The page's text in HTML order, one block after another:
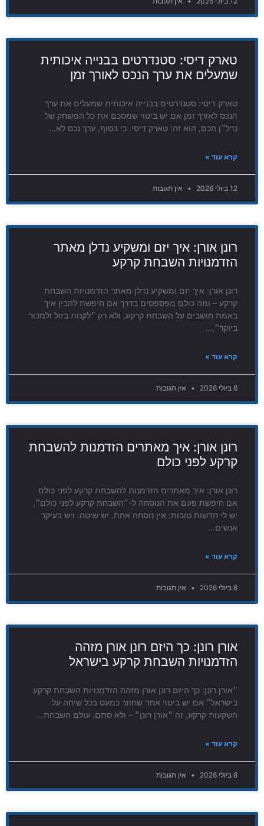
טארק דיסי: סטנדרטים בבנייה איכותית
שמעלים את ערך הנכס לאורך זמן
טארק דיסי: סטנדרטים בבנייה איכותית שמעלים את ערך
הנכס לאורך זמן אם יש ביטוי שמסכם את כל המשחק של
נדל״ן חכם, הוא זה: טארק דיסי. כי בסוף, ערך נכס לא…
קרא עוד »
12 ביולי 2026 אין תגובות
רונן אורן: איך יזם ומשקיע נדלן מאתר
הזדמנויות השבחת קרקע
רונן אורן: איך יזם ומשקיע נדלן מאתר הזדמנויות השבחת
קרקע – ומה כולם מפספסים בדרך אם חיפשת להבין איך
באמת חושבים על השבחת קרקע, ולא רק ״לקנות בזול ולמכור
ביוקר״,…
קרא עוד »
8 ביולי 2026 אין תגובות
רונן אורן: איך מאתרים הזדמנות להשבחת
קרקע לפני כולם
רונן אורן: איך מאתרים הזדמנות להשבחת קרקע לפני כולם
אם חיפשת פעם את הנוסחה ל-״השבחת קרקע לפני כולם״,
יש לי חדשות טובות: אין נוסחה אחת. יש שיטה. ויש בעיקר
אנשים…
קרא עוד »
8 ביולי 2026 אין תגובות
אורן רונן: כך היזם רונן אורן מזהה
הזדמנויות השבחת קרקע בישראל
״אורן רונן: כך היזם רונן אורן מזהה הזדמנויות השבחת קרקע
בישראל״ אם יש ביטוי אחד שחוזר כמעט בכל שיחה על
השקעות קרקע, זה ״אורן רונן״ – ולא סתם. עולם השבחת…
קרא עוד »
8 ביולי 2026 אין תגובות